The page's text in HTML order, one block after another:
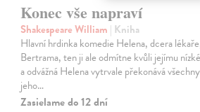
Konec vše napraví
Shakespeare William | Kniha
Hlavní hrdinka komedie Helena, dcera
Bertrama, ten ji ale odmítne kvůli jejímu
a odvážná Helena vytrvale překonává
jeho…
Zasielame do 12 dní